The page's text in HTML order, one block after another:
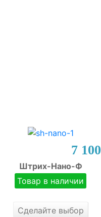
7 100
Штрих-Нано-Ф
Товар в наличии
Сделайте выбор